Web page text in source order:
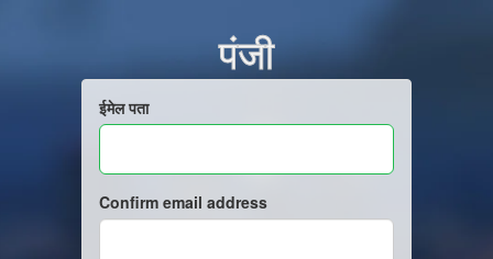
पंजी
ईमेल पता
Confirm email address